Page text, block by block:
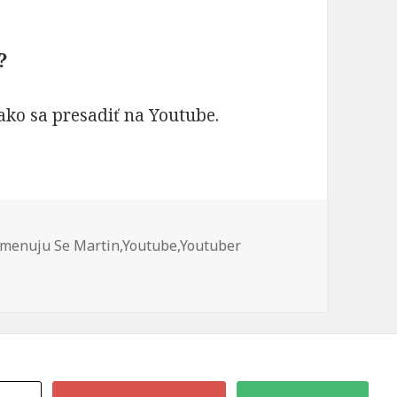
sa presadiť na Youtube.
Se Martin,Youtube,Youtuber